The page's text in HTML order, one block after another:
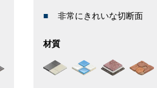
非常にきれいな切断面
材質